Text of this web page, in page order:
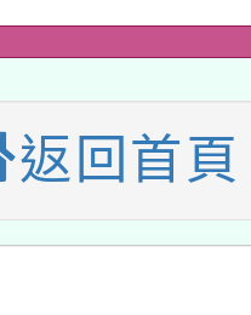
學行動站研
年度閱讀
專業研習
人工智慧
講師名單
與教學軟體
返回首頁